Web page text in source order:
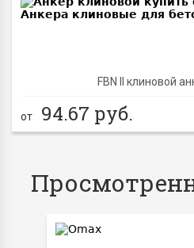
FBN II клиновой
от 94.67 руб.